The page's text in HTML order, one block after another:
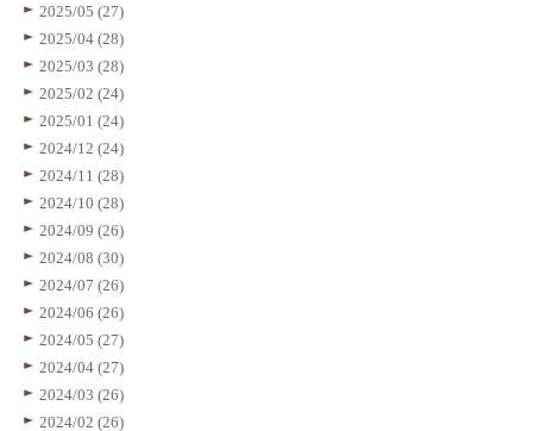
2025/05 (27)
2025/04 (28)
2025/03 (28)
2025/02 (24)
2025/01 (24)
2024/12 (24)
2024/11 (28)
2024/10 (28)
2024/09 (26)
2024/08 (30)
2024/07 (26)
2024/06 (26)
2024/05 (27)
2024/04 (27)
2024/03 (26)
2024/02 (26)